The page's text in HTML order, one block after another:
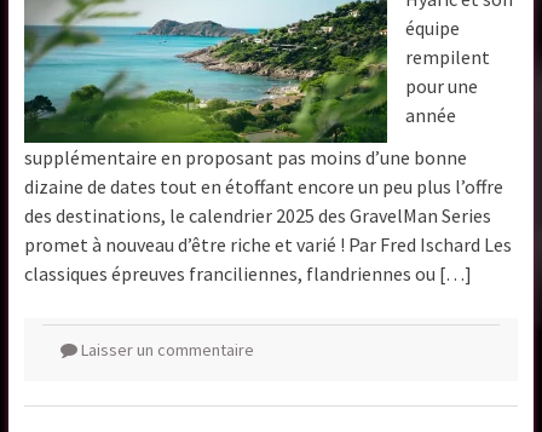
équipe
rempilent
pour une
année
supplémentaire en proposant pas moins d’une bonne
dizaine de dates tout en étoffant encore un peu plus l’offre
des destinations, le calendrier 2025 des GravelMan Series
promet à nouveau d’être riche et varié ! Par Fred Ischard Les
classiques épreuves franciliennes, flandriennes ou […]
Laisser un commentaire